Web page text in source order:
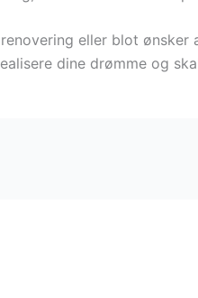
eller blot ønsker
dine drømme og